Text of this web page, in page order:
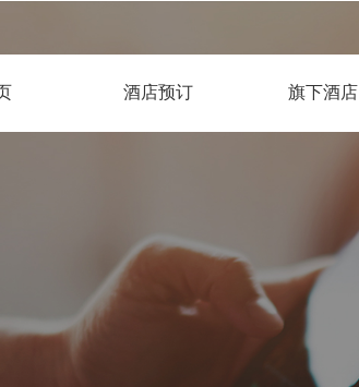
酒店预订 旗下酒店